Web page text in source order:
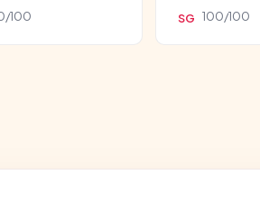
100 SG 100/100